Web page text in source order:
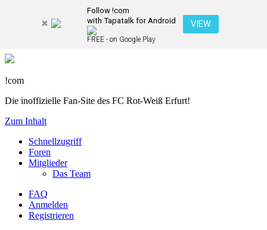
Follow !com
with Tapatalk for Android
FREE - on Google Play
VIEW
!com
Die inoffizielle Fan-Site des FC Rot-Weiß Erfurt!
Zum Inhalt
Schnellzugriff
Foren
Mitglieder
Das Team
FAQ
Anmelden
Registrieren